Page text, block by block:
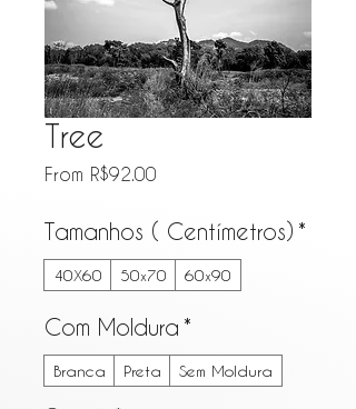
Tree
From R$92.00
Tamanhos ( Centímetros) *
40X60 50x70 60x90
Com Moldura *
Branca Preta Sem Moldura